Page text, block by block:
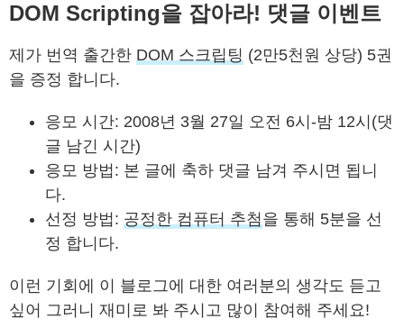
DOM Scripting을 잡아라! 댓글 이벤트
제가 번역 출간한 DOM 스크립팅 (2만5천원 상당) 5권
을 증정 합니다.
응모 시간: 2008년 3월 27일 오전 6시-밤 12시(댓
글 남긴 시간)
응모 방법: 본 글에 축하 댓글 남겨 주시면 됩니
다.
선정 방법: 공정한 컴퓨터 추첨을 통해 5분을 선
정 합니다.
이런 기회에 이 블로그에 대한 여러분의 생각도 듣고
싶어 그러니 재미로 봐 주시고 많이 참여해 주세요!